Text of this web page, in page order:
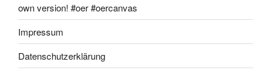
own version! #oer #oercanvas
Impressum
Datenschutzerklärung